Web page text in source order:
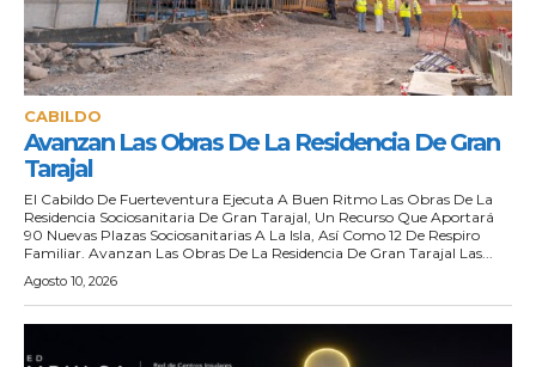
CABILDO
Avanzan Las Obras De La Residencia De Gran
Tarajal
El Cabildo De Fuerteventura Ejecuta A Buen Ritmo Las Obras De La
Residencia Sociosanitaria De Gran Tarajal, Un Recurso Que Aportará
90 Nuevas Plazas Sociosanitarias A La Isla, Así Como 12 De Respiro
Familiar. Avanzan Las Obras De La Residencia De Gran Tarajal Las...
Agosto 10, 2026